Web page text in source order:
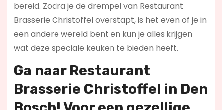
bereid. Zodra je de drempel van Restaurant
Brasserie Christoffel overstapt, is het even of je in
een andere wereld bent en kun je alles krijgen
wat deze speciale keuken te bieden heeft.
Ga naar Restaurant
Brasserie Christoffel in Den